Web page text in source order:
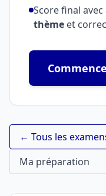
Score final avec
thème et
← Tous les
Ma préparation